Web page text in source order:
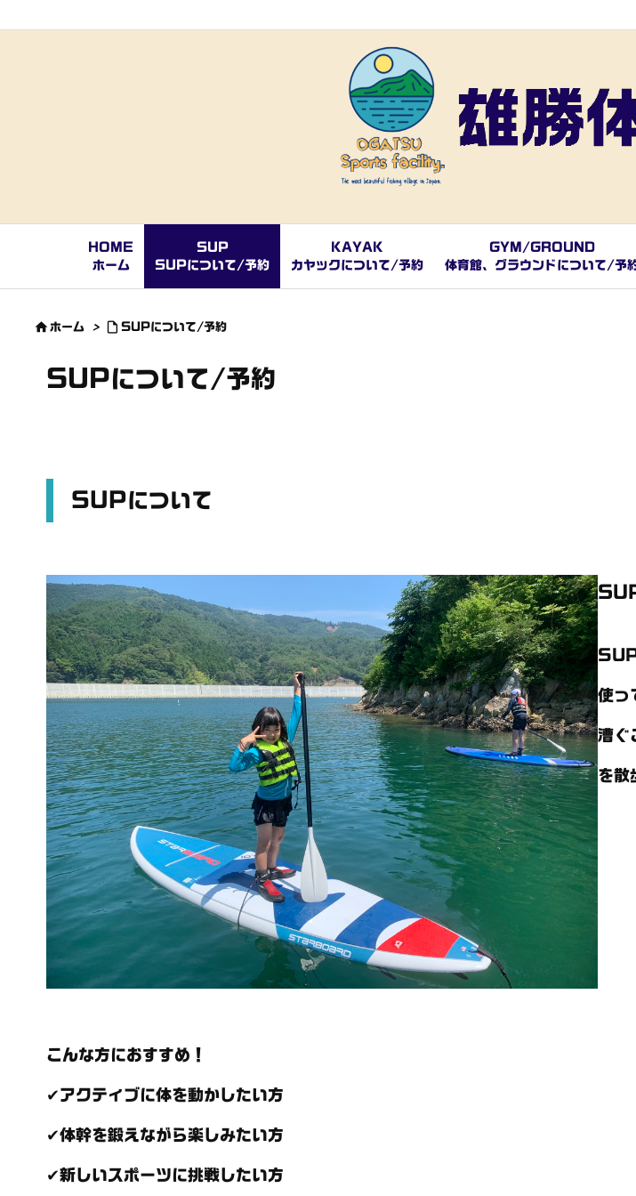
HOME
ホーム
SUP
SUPについて/予約
KAYAK
カヤックについて/予約
GYM/GROUND
体育館、グラウンドについて/予
ホーム >  SUPについて/予約
SUPについて/予約
SUPについて
SUP
使っ
漕ぐ
を散
こんな方におすすめ！
✔アクティブに体を動かしたい方
✔体幹を鍛えながら楽しみたい方
✔新しいスポーツに挑戦したい方